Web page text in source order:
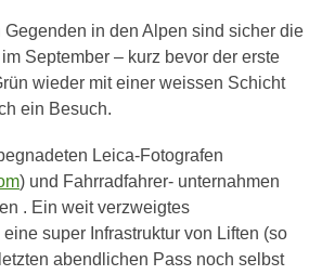
Gegenden in den Alpen sind sicher die
September – kurz bevor der erste
wieder mit einer weissen Schicht
ein Besuch.
Leica-Fotografen
) und Fahrradfahrer- unternahmen
. Ein weit verzweigtes
super Infrastruktur von Liften (so
abendlichen Pass noch selbst